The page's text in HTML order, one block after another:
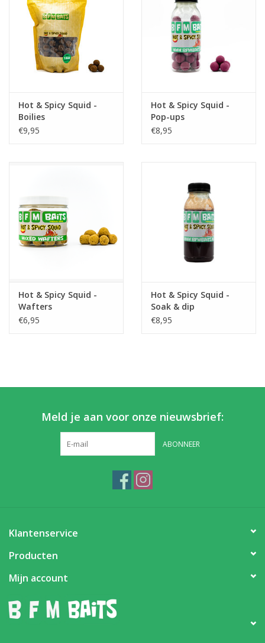
Hot & Spicy Squid -
Boilies
€9,95
Hot & Spicy Squid -
Pop-ups
€8,95
Hot & Spicy Squid -
Wafters
€6,95
Hot & Spicy Squid -
Soak & dip
€8,95
Meld je aan voor onze nieuwsbrief:
ABONNEER
Klantenservice
Producten
Mijn account